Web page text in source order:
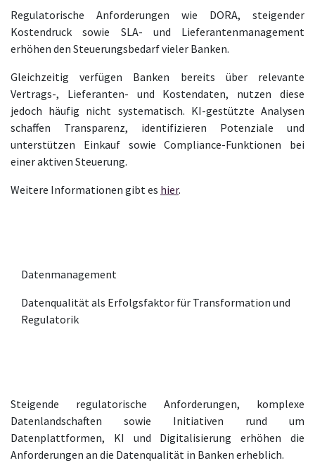
Regulatorische Anforderungen wie DORA, steigender
Kostendruck sowie SLA- und Lieferantenmanagement
erhöhen den Steuerungsbedarf vieler Banken.
Gleichzeitig verfügen Banken bereits über relevante
Vertrags-, Lieferanten- und Kostendaten, nutzen diese
jedoch häufig nicht systematisch. KI-gestützte Analysen
schaffen Transparenz, identifizieren Potenziale und
unterstützen Einkauf sowie Compliance-Funktionen bei
einer aktiven Steuerung.
Weitere Informationen gibt es hier.
Datenmanagement
Datenqualität als Erfolgsfaktor für Transformation und
Regulatorik
Steigende regulatorische Anforderungen, komplexe
Datenlandschaften sowie Initiativen rund um
Datenplattformen, KI und Digitalisierung erhöhen die
Anforderungen an die Datenqualität in Banken erheblich.